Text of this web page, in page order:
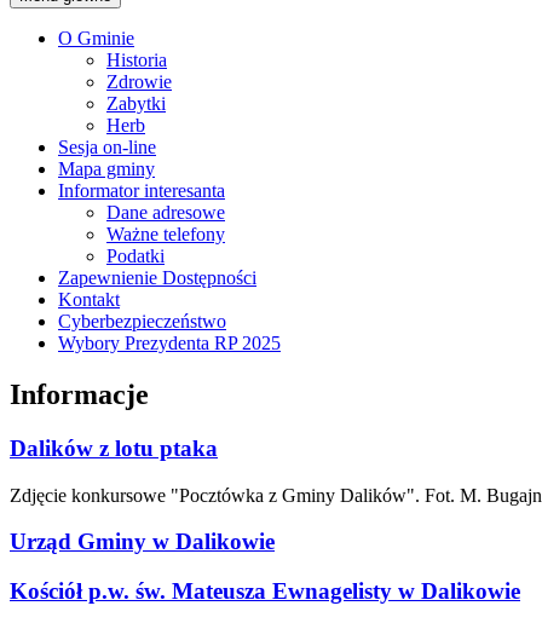
O Gminie
Historia
Zdrowie
Zabytki
Herb
Sesja on-line
Mapa gminy
Informator interesanta
Dane adresowe
Ważne telefony
Podatki
Zapewnienie Dostępności
Kontakt
Cyberbezpieczeństwo
Wybory Prezydenta RP 2025
Informacje
Dalików z lotu ptaka
Zdjęcie konkursowe "Pocztówka z Gminy Dalików". Fot. M.
Urząd Gminy w Dalikowie
Kościół p.w. św. Mateusza Ewnagelisty w Dalikowie